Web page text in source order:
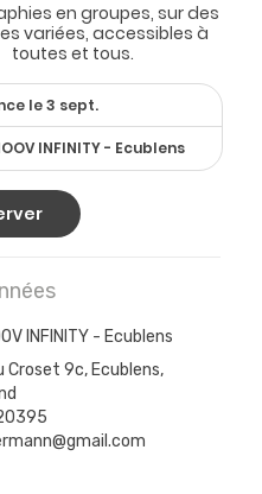
en groupes, sur des
variées, accessibles à
toutes et tous.
le 3 sept.
o
m
m
3
s
t
INFINITY - Ecublens
INFINITY - Ecublens
Croset 9c, Ecublens,